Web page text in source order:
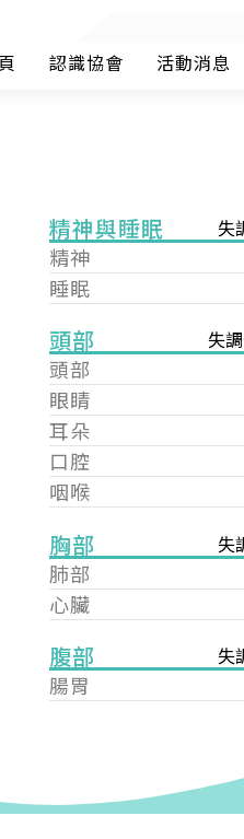
認識協會 活動消息
精神與睡眠 失
精神
睡眠
頭部 失
頭部
眼睛
耳朵
口腔
咽喉
胸部 失
肺部
心臟
腹部 失
腸胃